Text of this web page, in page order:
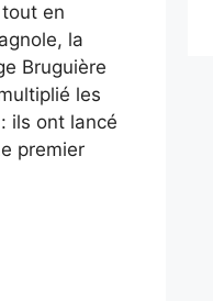
en
la
Bruguière
les
ils ont lancé
premier